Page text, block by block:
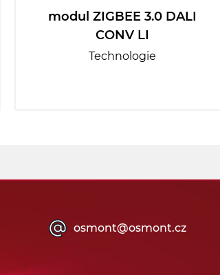
modul ZIGBEE 3.0 DALI
CONV LI
Technologie
osmont@osmont.cz